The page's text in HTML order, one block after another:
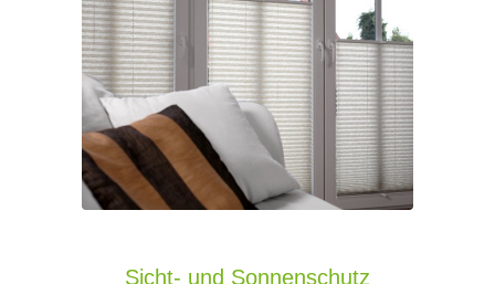
Sicht- und Sonnenschutz